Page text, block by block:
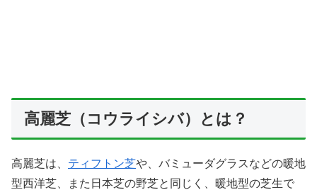
高麗芝（コウライシバ）とは？
高麗芝は、 ティフトン芝や、バミューダグラスなどの暖地
型西洋芝、また日本芝の野芝と同じく、暖地型の芝生で